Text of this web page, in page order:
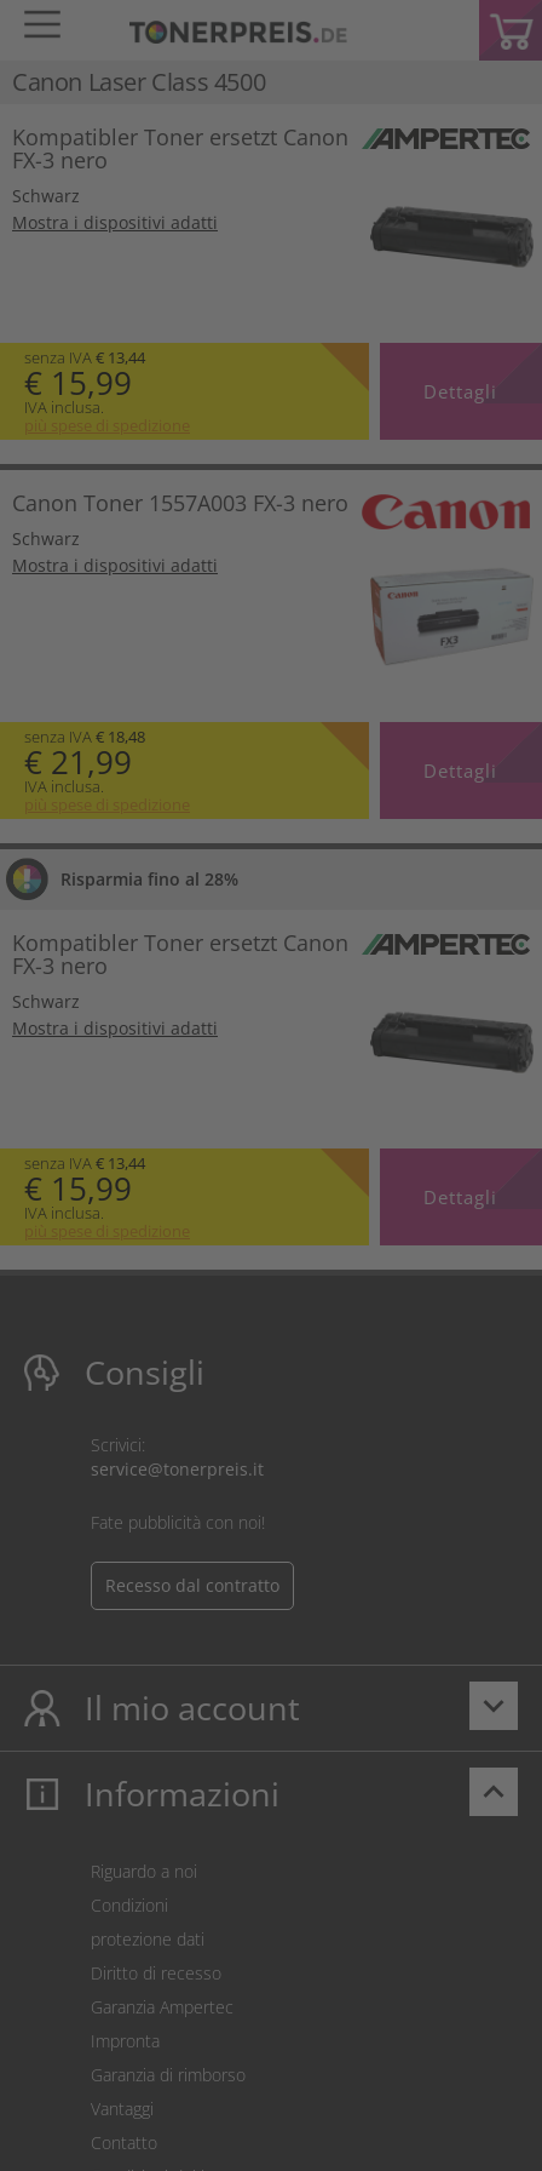
Canon Laser Class 4500
Kompatibler Toner ersetzt Canon
FX-3 nero
Schwarz
Mostra i dispositivi adatti
senza IVA€ 13,44
€ 15,99
IVA inclusa.
più spese di spedizione
Dettagli
Canon Toner 1557A003 FX-3 nero
Schwarz
Mostra i dispositivi adatti
senza IVA€ 18,48
€ 21,99
IVA inclusa.
più spese di spedizione
Dettagli
Risparmia fino al 28%
Kompatibler Toner ersetzt Canon
FX-3 nero
Schwarz
Mostra i dispositivi adatti
senza IVA€ 13,44
€ 15,99
IVA inclusa.
più spese di spedizione
Dettagli
Consigli
Scrivici:
service@tonerpreis.it
Fate pubblicità con noi!
Recesso dal contratto
keyboard_arrow_down
Il mio account
Il mio account
Pagamento
Restituzione della merce
Calcolatore dei costi
Impostazioni dei cookie
keyboard_arrow_up
Informazioni
Riguardo a noi
Condizioni
protezione dati
Diritto di recesso
Garanzia Ampertec
Impronta
Garanzia di rimborso
Vantaggi
Contatto